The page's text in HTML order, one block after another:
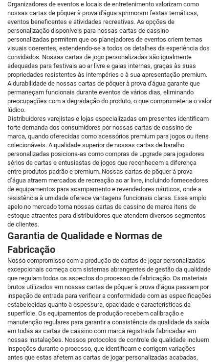
Organizadores de eventos e locais de entretenimento valorizam como
nossas cartas de pôquer à prova d'água aprimoram festas temáticas,
eventos beneficentes e atividades recreativas. As opções de
personalização disponíveis para nossas cartas de cassino
personalizadas permitem que os planejadores de eventos criem temas
visuais coerentes, estendendo-se a todos os detalhes da experiência dos
convidados. Nossas cartas de jogo personalizadas são igualmente
adequadas para festivais ao ar livre e galas internas, graças às suas
propriedades resistentes às intempéries e à sua apresentação premium.
A durabilidade de nossas cartas de pôquer à prova d'água garante que
permaneçam funcionais durante eventos de vários dias, eliminando
preocupações com a degradação do produto, o que comprometeria o valor
lúdico.
Distribuidores varejistas e lojas especializadas em presentes identificam
forte demanda dos consumidores por nossas cartas de cassino de
marca, quando oferecidas como acessórios premium para jogos ou itens
colecionáveis. A qualidade superior de nossas cartas de baralho
personalizadas posiciona-as como compras de upgrade para jogadores
sérios de cartas e entusiastas de jogos que reconhecem a diferença
entre produtos padrão e premium. Nossas cartas de pôquer à prova
d’água atraem mercados de recreação ao ar livre, incluindo fornecedores
de equipamentos para acampamento e revendedores náuticos, onde a
resistência à umidade oferece vantagens funcionais claras. Esse amplo
apelo no mercado torna nossas cartas de cassino de marca itens de
estoque atraentes para distribuidores que atendem diversos segmentos
de clientes.
Garantia de Qualidade e Normas de
Fabricação
Nosso compromisso com a produção de cartas de jogar personalizadas
excepcionais começa com sistemas abrangentes de gestão da qualidade
que regulam todos os aspectos do processo de fabricação. Os materiais
brutos utilizados em nossas cartas de pôquer à prova d’água passam por
inspeção de entrada para verificar a conformidade com as especificações
estabelecidas quanto à espessura, opacidade e características da
superfície. Os equipamentos de produção recebem calibração e
manutenção regulares para garantir a consistência da qualidade da saída
em todas as cartas de cassino com marca registrada fabricadas em
nossas instalações. Nossos protocolos de controle de qualidade incluem
inspeções durante o processo, que identificam e corrigem variações
antes que estas afetem as cartas de jogar personalizadas acabadas,